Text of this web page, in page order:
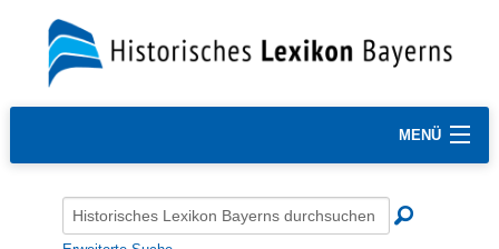
MENÜ